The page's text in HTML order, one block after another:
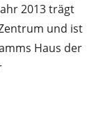
2013 trägt
und ist
Haus der